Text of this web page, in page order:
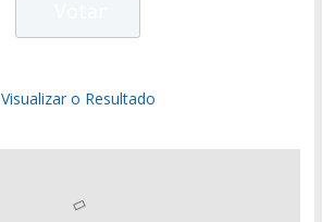
Visualizar o Resultado